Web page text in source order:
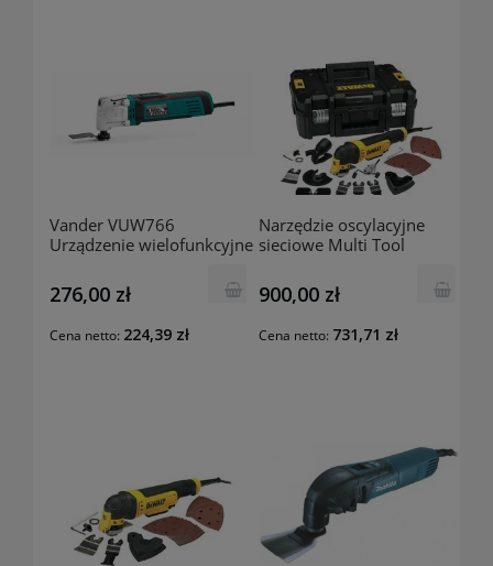
Vander VUW766
Urządzenie wielofunkcyjne
276,00 zł
Cena netto: 224,39 zł
Narzędzie oscylacyjne
sieciowe Multi Tool
900,00 zł
Cena netto: 731,71 zł